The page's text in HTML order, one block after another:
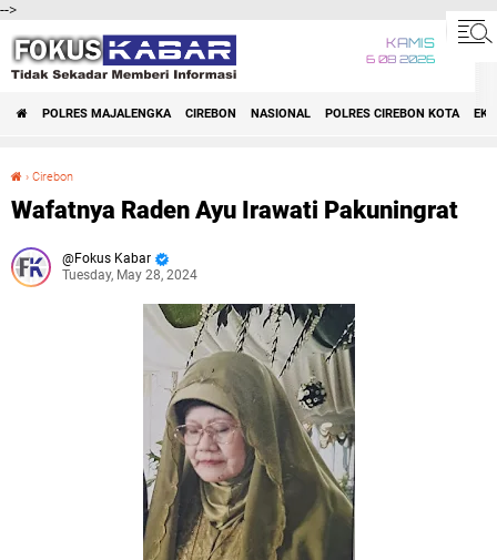
-->
KAMIS
6 08 2026
POLRES MAJALENGKA CIREBON NASIONAL POLRES CIREBON KOTA
› Cirebon
Wafatnya Raden Ayu Irawati Pakuningrat
Fokus Kabar
Tuesday, May 28, 2024